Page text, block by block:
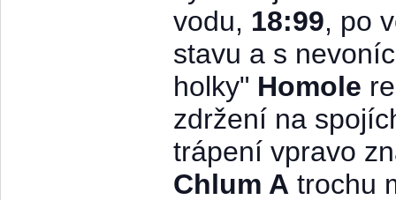
vodu, 18:99, po
stavu a s
holky" Homole
zdržení na
trápení vpravo
Chlum A trochu